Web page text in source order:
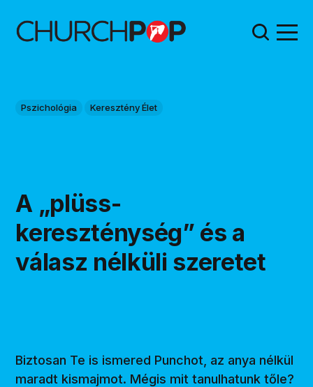
Pszichológia Keresztény Élet
A „plüss-
kereszténység” és a
válasz nélküli szeretet
Biztosan Te is ismered Punchot, az anya nélkül
maradt kismajmot. Mégis mit tanulhatunk tőle?